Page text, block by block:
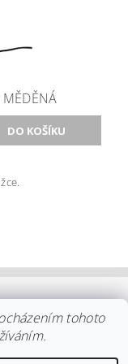
IITTALA |
| KDO JSME
tohoto